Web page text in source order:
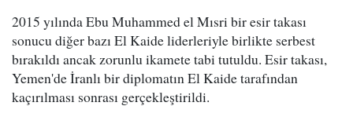
2015 yılında Ebu Muhammed el Mısri bir esir takası
sonucu diğer bazı El Kaide liderleriyle birlikte serbest
bırakıldı ancak zorunlu ikamete tabi tutuldu. Esir takası,
Yemen'de İranlı bir diplomatın El Kaide tarafından
kaçırılması sonrası gerçekleştirildi.